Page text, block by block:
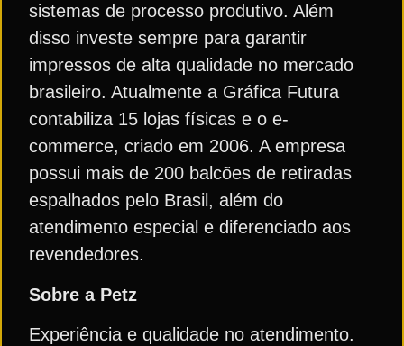
sistemas de processo produtivo. Além
disso investe sempre para garantir
impressos de alta qualidade no mercado
brasileiro. Atualmente a Gráfica Futura
contabiliza 15 lojas físicas e o e-
commerce, criado em 2006. A empresa
possui mais de 200 balcões de retiradas
espalhados pelo Brasil, além do
atendimento especial e diferenciado aos
revendedores.
Sobre a Petz
Experiência e qualidade no atendimento.